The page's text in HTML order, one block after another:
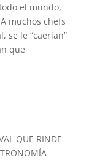
el mundo,
muchos chefs
se le “caerían”
que
QUE RINDE